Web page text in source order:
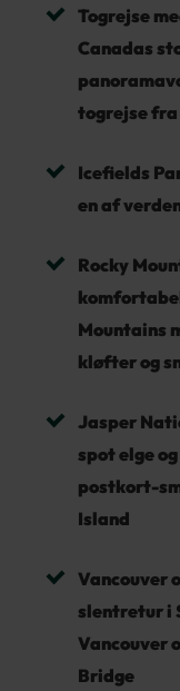
Togrejse
Canadas
togrejse
Icefields
en af
Rocky
Mountains
kløfter og
Jasper
spot elge
postkort-
Island
Vancouver
slentretur i
Vancouver
Bridge